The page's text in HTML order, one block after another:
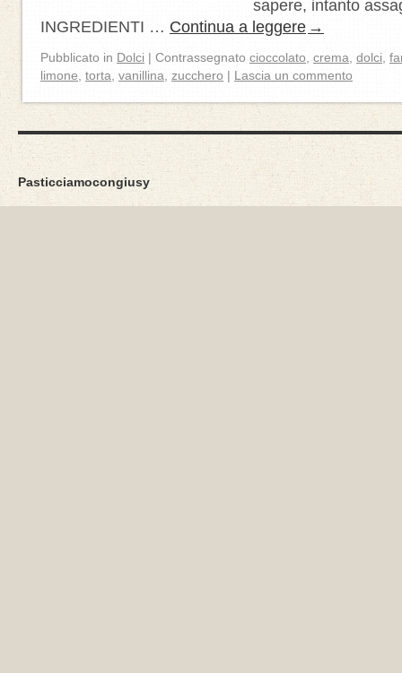
sapere, intanto
INGREDIENTI … Continua a leggere →
Pubblicato in Dolci | Contrassegnato cioccolato crema dolci
limone torta vanillina zucchero | Lascia un commento
Pasticciamocongiusy